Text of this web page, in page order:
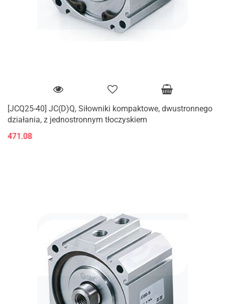
[JCQ25-40] JC(D)Q, Siłowniki kompaktowe, dwustronnego
działania, z jednostronnym tłoczyskiem
471.08